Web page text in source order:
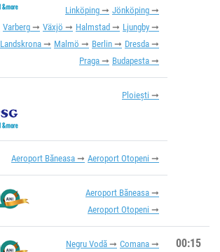
Linköping
Jönköping
Varberg Växjö Halmstad
Ljungby
Landskrona Malmö Berlin
Dresda
Praga
Budapesta
Ploiești
Aeroport Băneasa Aeroport Otopeni
Aeroport Băneasa
Aeroport Otopeni
Negru Vodă
Comana
00:15